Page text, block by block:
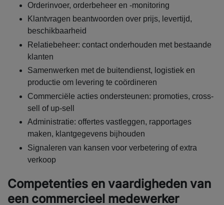
Orderinvoer, orderbeheer en -monitoring
Klantvragen beantwoorden over prijs, levertijd,
beschikbaarheid
Relatiebeheer: contact onderhouden met bestaande
klanten
Samenwerken met de buitendienst, logistiek en
productie om levering te coördineren
Commerciële acties ondersteunen: promoties, cross-
sell of up-sell
Administratie: offertes vastleggen, rapportages
maken, klantgegevens bijhouden
Signaleren van kansen voor verbetering of extra
verkoop
Competenties en vaardigheden van
een commercieel medewerker